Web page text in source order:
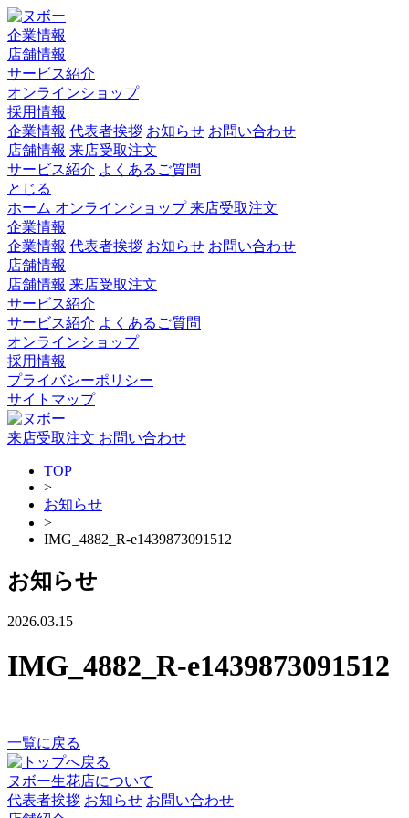
企業情報
店舗情報
サービス紹介
オンラインショップ
採用情報
企業情報 代表者挨拶 お知らせ お問い合わせ
店舗情報 来店受取注文
サービス紹介 よくあるご質問
とじる
ホーム オンラインショップ来店受取注文
企業情報
企業情報 代表者挨拶 お知らせ お問い合わせ
店舗情報
店舗情報 来店受取注文
サービス紹介
サービス紹介 よくあるご質問
オンラインショップ
採用情報
プライバシーポリシー
サイトマップ
来店受取注文 お問い合わせ
TOP
>
お知らせ
>
IMG_4882_R-e1439873091512
お知らせ
2026.03.15
IMG_4882_R-e1439873091512
一覧に戻る
ヌボー生花店について
代表者挨拶 お知らせ お問い合わせ